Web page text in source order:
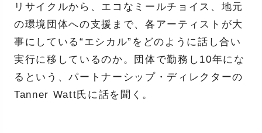
リサイクルから、エコなミールチョイス、地元
の環境団体への支援まで、各アーティストが大
事にしている“エシカル”をどのように話し合い
実行に移しているのか。団体で勤務し10年にな
るという、パートナーシップ・ディレクターの
Tanner Watt氏に話を聞く。